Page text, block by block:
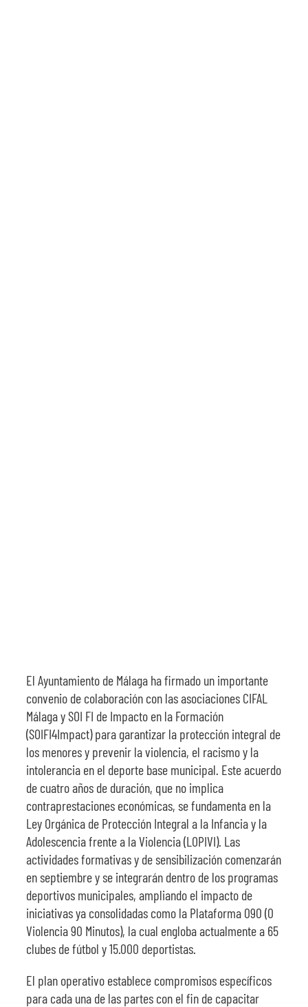
El Ayuntamiento de Málaga ha firmado un importante
convenio de colaboración con las asociaciones CIFAL
Málaga y SOI FI de Impacto en la Formación
(SOIFI4Impact) para garantizar la protección integral de
los menores y prevenir la violencia, el racismo y la
intolerancia en el deporte base municipal. Este acuerdo
de cuatro años de duración, que no implica
contraprestaciones económicas, se fundamenta en la
Ley Orgánica de Protección Integral a la Infancia y la
Adolescencia frente a la Violencia (LOPIVI). Las
actividades formativas y de sensibilización comenzarán
en septiembre y se integrarán dentro de los programas
deportivos municipales, ampliando el impacto de
iniciativas ya consolidadas como la Plataforma 090 (0
Violencia 90 Minutos), la cual engloba actualmente a 65
clubes de fútbol y 15.000 deportistas.
El plan operativo establece compromisos específicos
para cada una de las partes con el fin de capacitar